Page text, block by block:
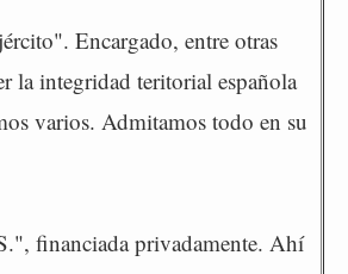
Encargado, entre otras
la integridad teritorial española
varios. Admitamos todo en su
financiada privadamente. Ahí